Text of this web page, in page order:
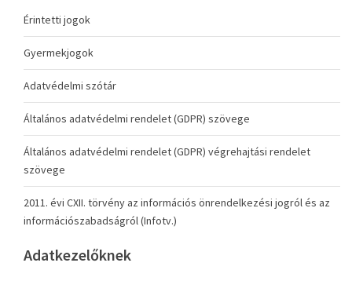
Érintetti jogok
Gyermekjogok
Adatvédelmi szótár
Általános adatvédelmi rendelet (GDPR) szövege
Általános adatvédelmi rendelet (GDPR) végrehajtási rendelet
szövege
2011. évi CXII. törvény az információs önrendelkezési jogról és az
információszabadságról (Infotv.)
Adatkezelőknek